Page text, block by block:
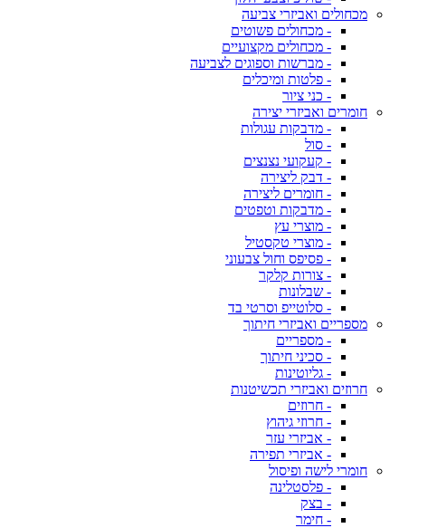
מכחולים ואביזרי צביעה
- מכחולים פשוטים
- מכחולים מקצועיים
- מברשות וספוגים לצביעה
- פלטות ומיכלים
- כני ציור
חומרים ואביזרי יצירה
- מדבקות עגולות
- סול
- קעקועי נצנצים
- דבק ליצירה
- חומרים ליצירה
- מדבקות וטפטים
- מוצרי עץ
- מוצרי טקסטיל
- פסיפס וחול צבעוני
- צורות קלקר
- שבלונות
- סלוטייפ וסרטי בד
מספריים ואביזרי חיתוך
- מספריים
- סכיני חיתוך
- גליוטינות
חרוזים ואביזרי תכשיטנות
- חרוזים
- חרוזי גיהוץ
- אביזרי עזר
- אביזרי תפירה
חומרי לישה ופיסול
- פלסטלינה
- בצק
- חימר